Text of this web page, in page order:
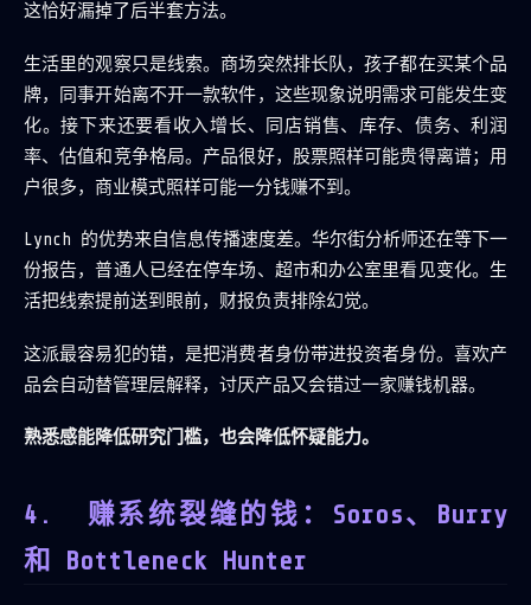
这恰好漏掉了后半套方法。
生活里的观察只是线索。商场突然排长队，孩子都在买某个品
牌，同事开始离不开一款软件，这些现象说明需求可能发生变
化。接下来还要看收入增长、同店销售、库存、债务、利润
率、估值和竞争格局。产品很好，股票照样可能贵得离谱；用
户很多，商业模式照样可能一分钱赚不到。
Lynch 的优势来自信息传播速度差。华尔街分析师还在等下一
份报告，普通人已经在停车场、超市和办公室里看见变化。生
活把线索提前送到眼前，财报负责排除幻觉。
这派最容易犯的错，是把消费者身份带进投资者身份。喜欢产
品会自动替管理层解释，讨厌产品又会错过一家赚钱机器。
熟悉感能降低研究门槛，也会降低怀疑能力。
赚系统裂缝的钱：Soros、Burry
和 Bottleneck Hunter